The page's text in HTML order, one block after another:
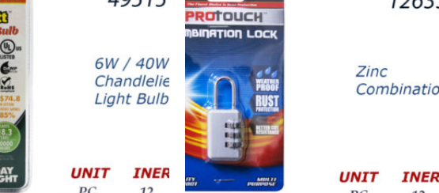
CANDADO
DE
COMBINACIÓN
quantity